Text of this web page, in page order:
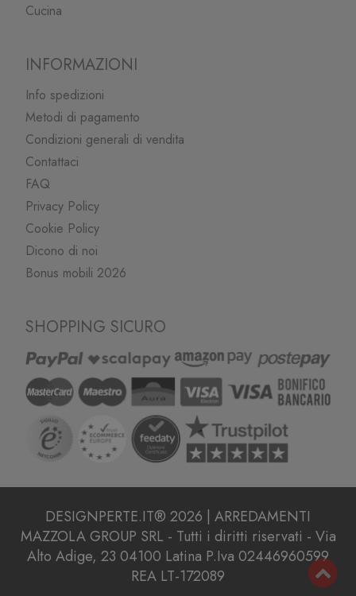
Cucina
INFORMAZIONI
Info spedizioni
Metodi di pagamento
Condizioni generali di vendita
Contattaci
FAQ
Privacy Policy
Cookie Policy
Dicono di noi
Bonus mobili 2026
SHOPPING SICURO
DESIGNPERTE.IT® 2026 | ARREDAMENTI
MAZZOLA GROUP SRL - Tutti i diritti riservati - Via
Alto Adige, 23 04100 Latina P.Iva 02446960599
REA LT-172089